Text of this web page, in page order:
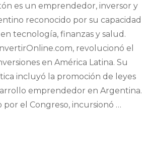
es un emprendedor, inversor y
reconocido por su capacidad
tecnología, finanzas y salud.
revolucionó el
en América Latina. Su
incluyó la promoción de leyes
emprendedor en Argentina.
por el Congreso, incursionó …